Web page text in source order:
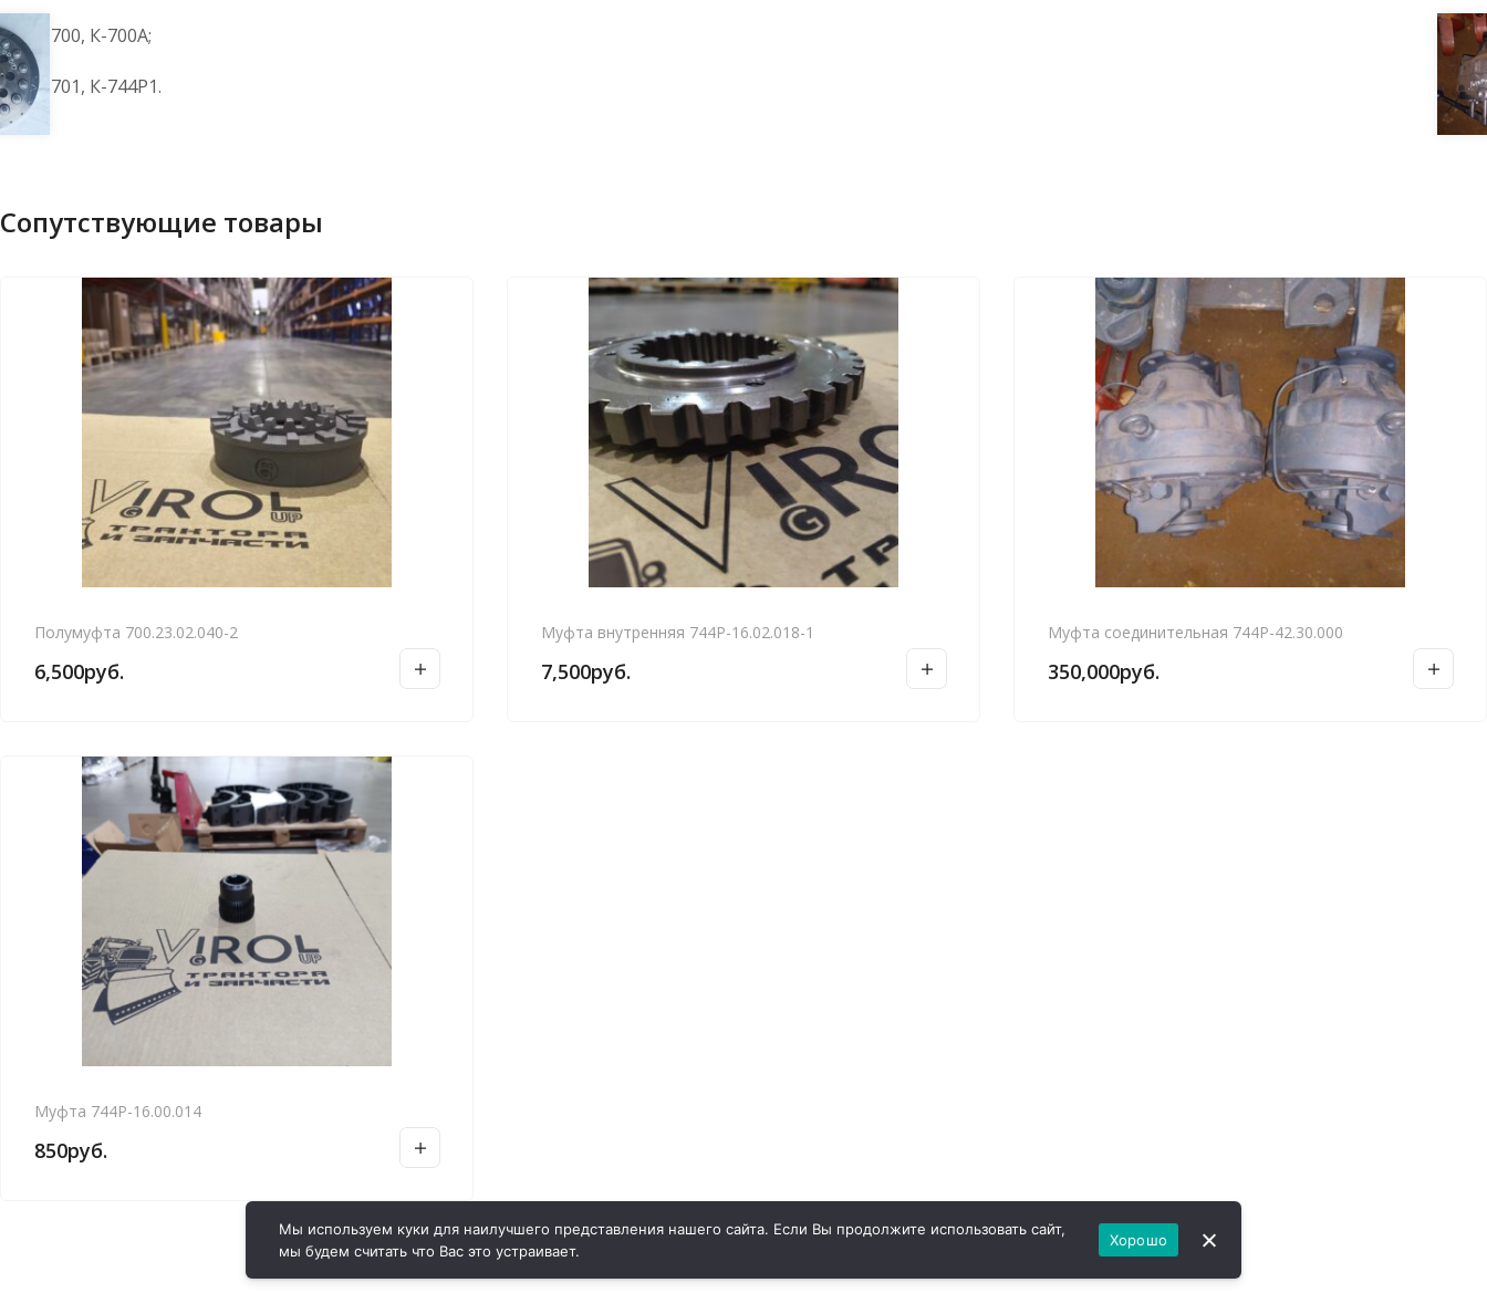
К-700, К-700А;
К-701, К-744Р1.
Сопутствующие товары
Полумуфта 700.23.02.040-2
6,500руб.
Муфта внутренняя 744Р-16.02.018-1
7,500руб.
Муфта соединительная 744Р-42.30.000
350,000руб.
Муфта 744Р-16.00.014
850руб.
Мы используем куки для наилучшего представления нашего сайта. Если Вы продолжите использовать сайт,
мы будем считать что Вас это устраивает.
Хорошо